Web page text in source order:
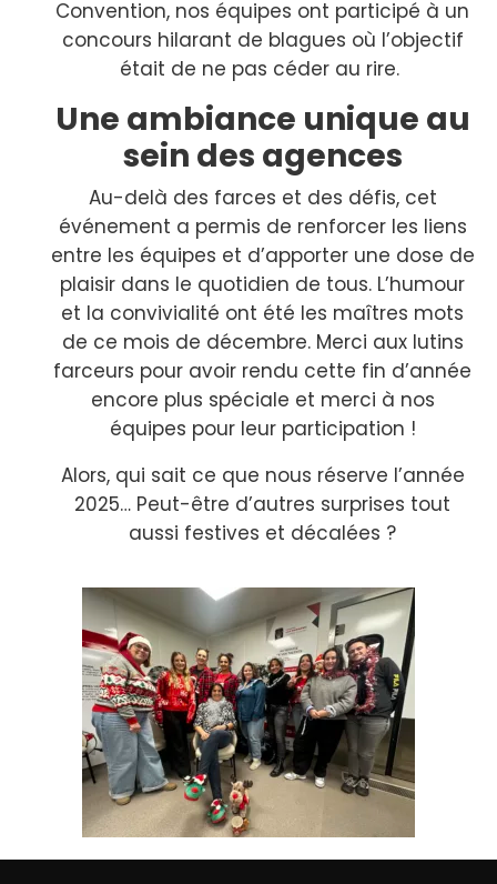
Convention, nos équipes ont participé à un
concours hilarant de blagues où l’objectif
était de ne pas céder au rire.
Une ambiance unique au
sein des agences
Au-delà des farces et des défis, cet
événement a permis de renforcer les liens
entre les équipes et d’apporter une dose de
plaisir dans le quotidien de tous. L’humour
et la convivialité ont été les maîtres mots
de ce mois de décembre. Merci aux lutins
farceurs pour avoir rendu cette fin d’année
encore plus spéciale et merci à nos
équipes pour leur participation !
Alors, qui sait ce que nous réserve l’année
2025… Peut-être d’autres surprises tout
aussi festives et décalées ?